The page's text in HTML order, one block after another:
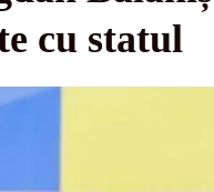
cu statul